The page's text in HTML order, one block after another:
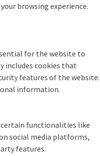
browsing experience.
for the website to
includes cookies that
features of the website.
information.
functionalities like
social media platforms,
features.